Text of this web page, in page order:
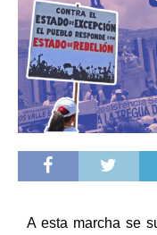
Aesta marcha se